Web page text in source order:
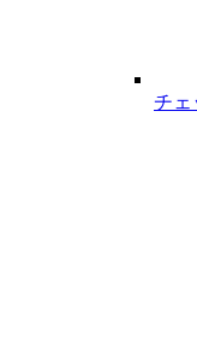
チェ